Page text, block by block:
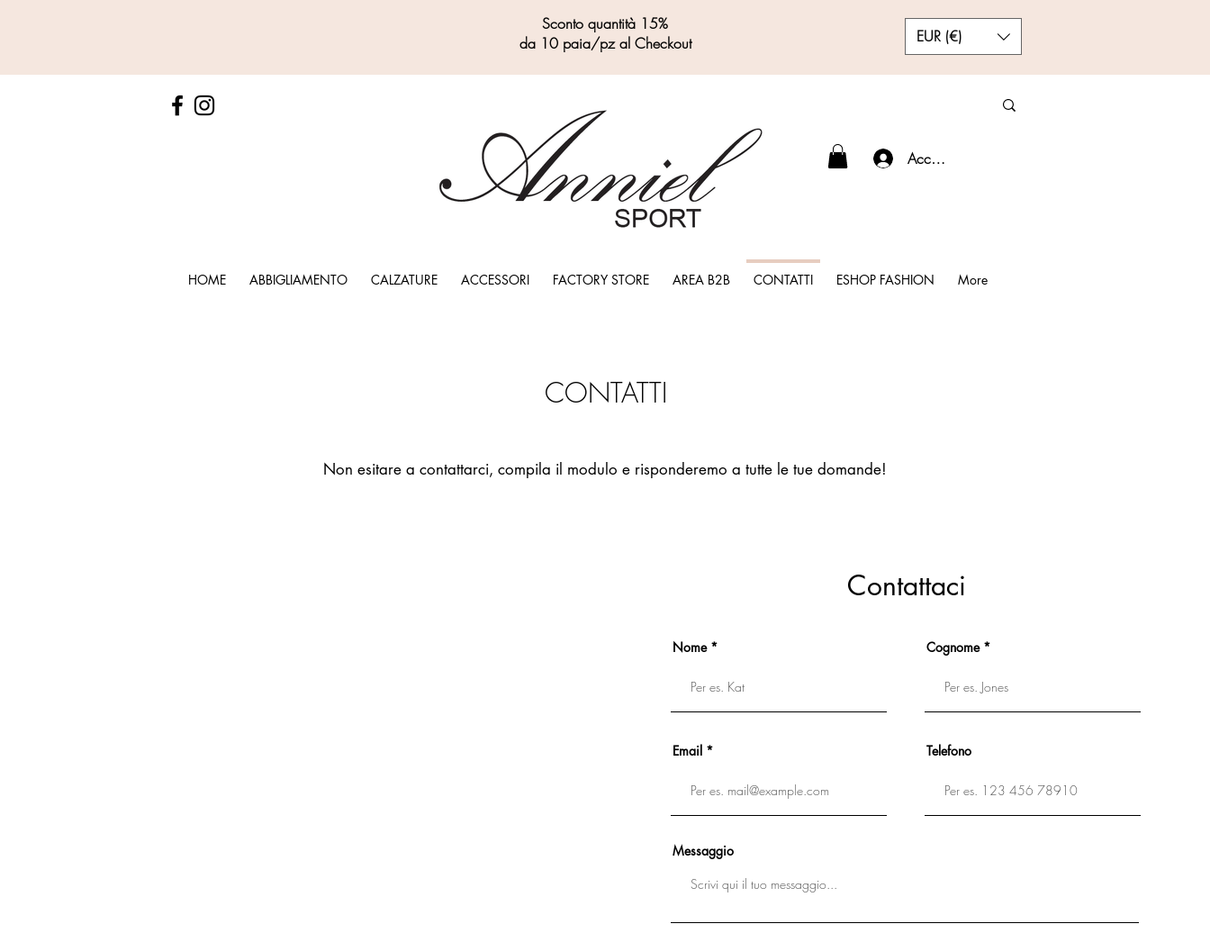
Sconto quantità 15%
da 10 paia/pz al Checkout
EUR (€)
Accedi
HOME ABBIGLIAMENTO CALZATURE ACCESSORI FACTORY STORE AREA B2B CONTATTI ESHOP FASHION More
CONTATTI
Non esitare a contattarci, compila il modulo e risponderemo a tutte le tue domande!
Contattaci
Nome Cognome
Email Telefono
Messaggio